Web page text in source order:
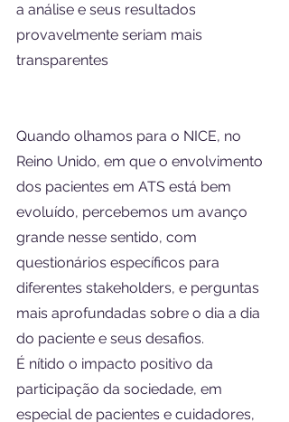
a análise e seus resultados
provavelmente seriam mais
transparentes
Quando olhamos para o NICE, no
Reino Unido, em que o envolvimento
dos pacientes em ATS está bem
evoluído, percebemos um avanço
grande nesse sentido, com
questionários específicos para
diferentes stakeholders, e perguntas
mais aprofundadas sobre o dia a dia
do paciente e seus desafios.
É nítido o impacto positivo da
participação da sociedade, em
especial de pacientes e cuidadores,